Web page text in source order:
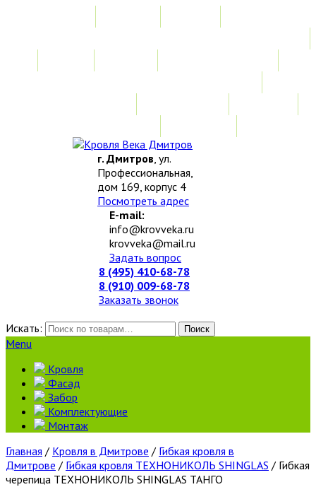
г. Дмитров, ул.
Профессиональная,
дом 169, корпус 4
Посмотреть адрес
E-mail:
info@krovveka.ru
krovveka@mail.ru
Задать вопрос
8 (495) 410-68-78
8 (910) 009-68-78
Заказать звонок
Искать:
Поиск
Menu
Кровля
Фасад
Забор
Комплектующие
Монтаж
Главная / Кровля в Дмитрове / Гибкая кровля в
Дмитрове / Гибкая кровля ТЕХНОНИКОЛЬ SHINGLAS / Гибкая
черепица ТЕХНОНИКОЛЬ SHINGLAS ТАНГО